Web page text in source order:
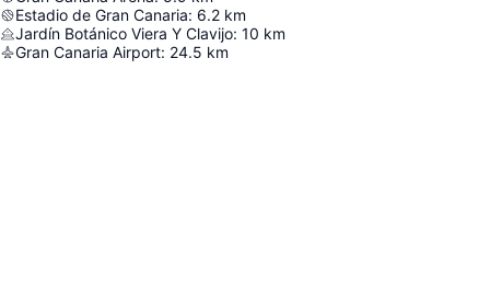
Estadio de Gran Canaria: 6.2 km
Jardín Botánico Viera Y Clavijo: 10 km
Gran Canaria Airport: 24.5 km